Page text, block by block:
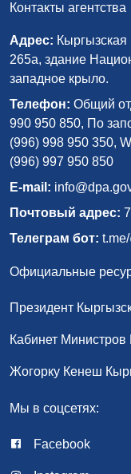
Контакты агентства
Адрес: Кыргызская
265а, здание
западное крыло.
Телефон: Общий
990 950 850, По
(996) 998 950 350,
(996) 997 950 850
E-mail:
Почтовый адрес:
Телеграм бот:
Официальные
Президент
Кабинет Министров
Жогорку Кенеш
Мы в соцсетях:
Facebook